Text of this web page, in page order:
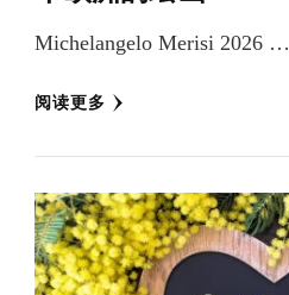
Michelangelo Merisi 2026 …
阅读更多